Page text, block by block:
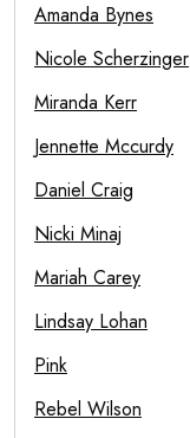
Amanda Bynes
Nicole Scherzinger
Miranda Kerr
Jennette Mccurdy
Daniel Craig
Nicki Minaj
Mariah Carey
Lindsay Lohan
Pink
Rebel Wilson